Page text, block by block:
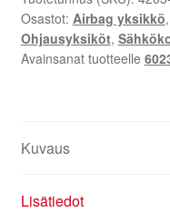
Osastot: Airbag yksikkö,
Ohjausyksiköt,
Avainsanat tuotteelle
Kuvaus
Lisätiedot